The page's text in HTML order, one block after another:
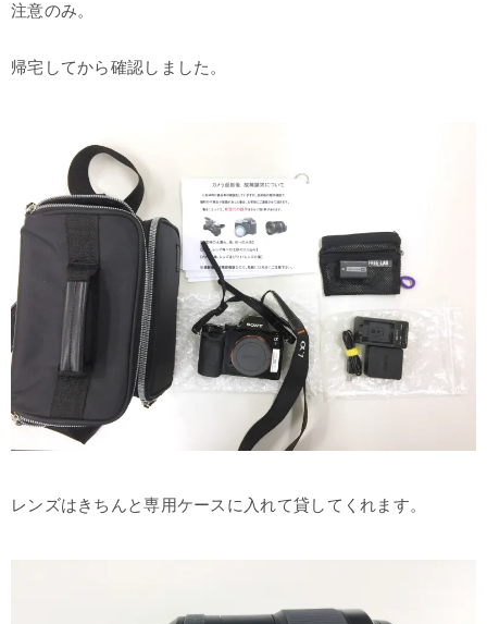
注意のみ。
帰宅してから確認しました。
レンズはきちんと専用ケースに入れて貸してくれます。